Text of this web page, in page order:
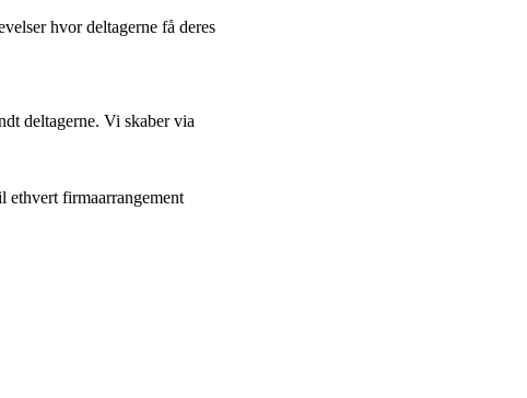
hvor deltagerne få deres
deltagerne. Vi skaber via
firmaarrangement